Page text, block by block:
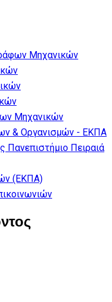
Μηχανικών
Μηχανικών
& Οργανισμών - ΕΚΠΑ
Πανεπιστήμιο Πειραιά
(ΕΚΠΑ)